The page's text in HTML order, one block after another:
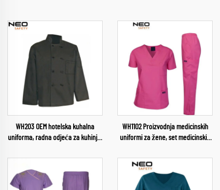
WH203 OEM hotelska kuhalna
uniforma, radna odjeća za kuhinju,
šefove za prehrambenu industriju,
odjeća za šefove u restoranima
WH1102 Proizvodnja medicinskih
uniformi za žene, set medicinskih
sestre, zdravstvene usluge,
ženske uniforme, medicinske
hlače veleprodaja